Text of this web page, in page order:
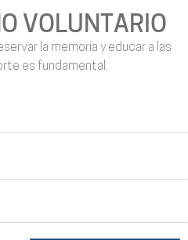
VOLUNTARIO
la memoria y educar a las
es fundamental.